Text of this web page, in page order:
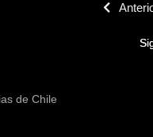
de Chile